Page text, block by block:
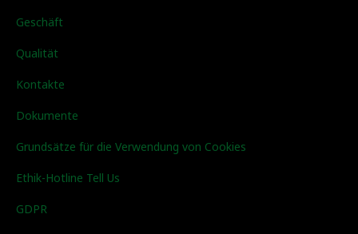
Geschäft
Qualität
Kontakte
Dokumente
Grundsätze für die Verwendung von Cookies
Ethik-Hotline Tell Us
GDPR